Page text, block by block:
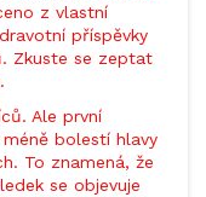
z vlastní
příspěvky
Zkuste se zeptat
Ale první
bolestí hlavy
To znamená, že
se objevuje